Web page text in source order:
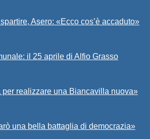
Asero: «Ecco cos’è accaduto»
il 25 aprile di Alfio Grasso
realizzare una Biancavilla nuova»
una bella battaglia di democrazia»